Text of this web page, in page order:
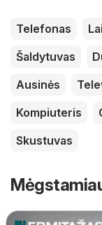
Telefonas
Šaldytuvas
Ausinės
Kompiuteris
Skustuvas